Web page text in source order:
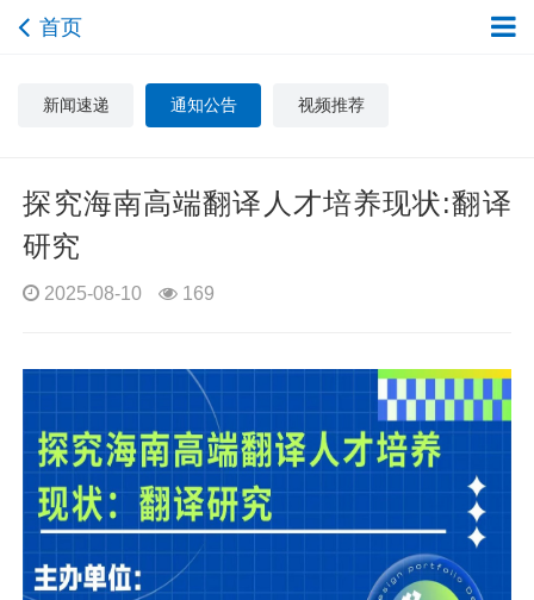
首页
新闻速递 通知公告 视频推荐
探究海南高端翻译人才培养现状:翻译
研究
2025-08-10 169